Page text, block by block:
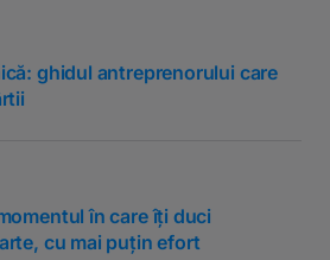
ghidul antreprenorului care
în care îți duci
cu mai puțin efort